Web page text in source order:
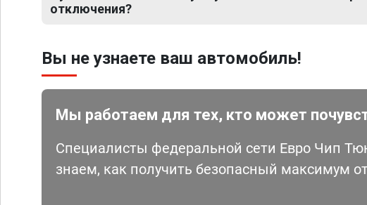
отключения?
Вы не узнаете ваш автомобиль!
Мы работаем для тех, кто может
Специалисты федеральной сети Евро Чип
знаем, как получить безопасный максимум